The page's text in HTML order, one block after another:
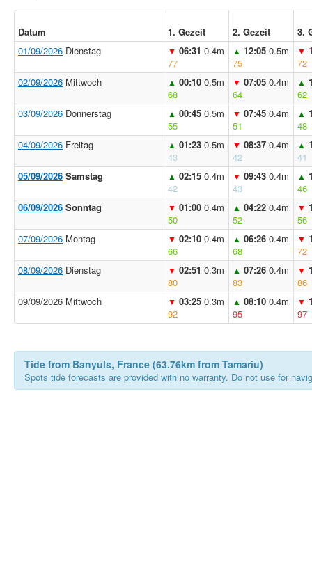
Datum 1. Gezeit 2. Gezeit
3.
01/09/2026 Dienstag ▼ 06:31 0.4m
77
▲ 12:05 0.5m
75
▼
72
02/09/2026 Mittwoch ▲ 00:10 0.5m
68
▼ 07:05 0.4m
64
▲
62
03/09/2026 Donnerstag ▲ 00:45 0.5m
55
▼ 07:45 0.4m
51
▲
48
04/09/2026 Freitag ▲ 01:23 0.5m
43
▼ 08:37 0.4m
42
▲
41
05/09/2026 Samstag ▲ 02:15 0.4m
42
▼ 09:43 0.4m
43
▲
46
06/09/2026 Sonntag ▼ 01:00 0.4m
50
▲ 04:22 0.4m
52
▼
56
07/09/2026 Montag ▼ 02:10 0.4m
66
▲ 06:26 0.4m
68
▼
72
08/09/2026 Dienstag ▼ 02:51 0.3m
80
▲ 07:26 0.4m
83
▼
86
09/09/2026 Mittwoch
▼ 03:25 0.3m
92
▲ 08:10 0.4m
95
▼
97
Tide from Banyuls, France (63.76km from Tamariu)
Spots tide forecasts are provided with no warranty. Do not use for